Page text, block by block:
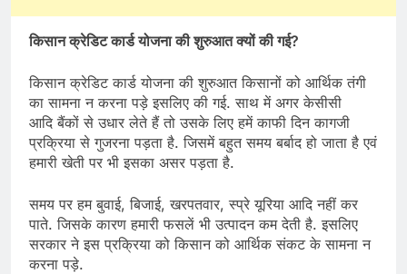
किसान क्रेडिट कार्ड योजना की शुरुआत क्यों की गई?
किसान क्रेडिट कार्ड योजना की शुरुआत किसानों को आर्थिक तंगी
का सामना न करना पड़े इसलिए की गई. साथ में अगर केसीसी
आदि बैंकों से उधार लेते हैं तो उसके लिए हमें काफी दिन कागजी
प्रक्रिया से गुजरना पड़ता है. जिसमें बहुत समय बर्बाद हो जाता है एवं
हमारी खेती पर भी इसका असर पड़ता है.
समय पर हम बुवाई, बिजाई, खरपतवार, स्प्रे यूरिया आदि नहीं कर
पाते. जिसके कारण हमारी फसलें भी उत्पादन कम देती है. इसलिए
सरकार ने इस प्रक्रिया को किसान को आर्थिक संकट के सामना न
करना पड़े.